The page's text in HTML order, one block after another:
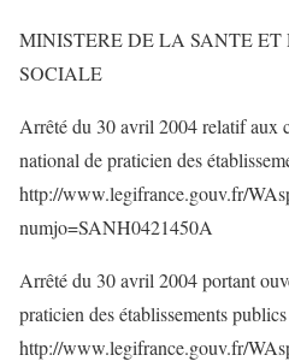
MINISTERE DE LA SANTE ET
SOCIALE
Arrêté du 30 avril 2004 relatif aux
national de praticien des
http://www.legifrance.gouv.fr/
numjo=SANH0421450A
Arrêté du 30 avril 2004 portant
praticien des établissements
http://www.legifrance.gouv.fr/